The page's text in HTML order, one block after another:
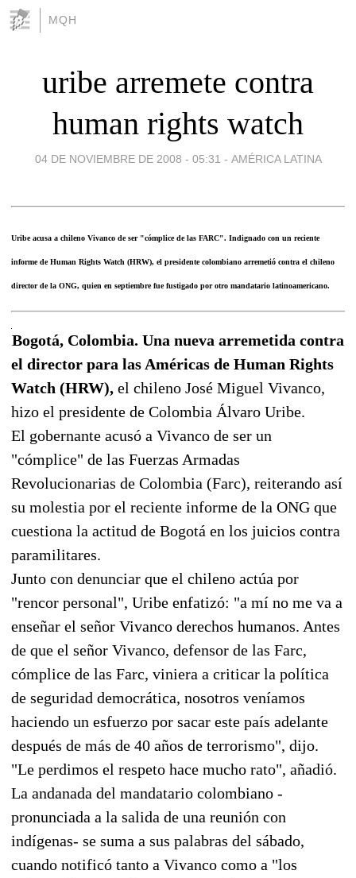
MQH
uribe arremete contra
human rights watch
04 DE NOVIEMBRE DE 2008 - 05:31 - AMÉRICA LATINA
Uribe acusa a chileno Vivanco de ser "cómplice de las FARC". Indignado con un reciente
informe de Human Rights Watch (HRW), el presidente colombiano arremetió contra el chileno
director de la ONG, quien en septiembre fue fustigado por otro mandatario latinoamericano.
Bogotá, Colombia. Una nueva arremetida contra
el director para las Américas de Human Rights
Watch (HRW), el chileno José Miguel Vivanco,
hizo el presidente de Colombia Álvaro Uribe.
El gobernante acusó a Vivanco de ser un
"cómplice" de las Fuerzas Armadas
Revolucionarias de Colombia (Farc), reiterando así
su molestia por el reciente informe de la ONG que
cuestiona la actitud de Bogotá en los juicios contra
paramilitares.
Junto con denunciar que el chileno actúa por
"rencor personal", Uribe enfatizó: "a mí no me va a
enseñar el señor Vivanco derechos humanos. Antes
de que el señor Vivanco, defensor de las Farc,
cómplice de las Farc, viniera a criticar la política
de seguridad democrática, nosotros veníamos
haciendo un esfuerzo por sacar este país adelante
después de más de 40 años de terrorismo", dijo.
"Le perdimos el respeto hace mucho rato", añadió.
La andanada del mandatario colombiano -
pronunciada a la salida de una reunión con
indígenas- se suma a sus palabras del sábado,
cuando notificó tanto a Vivanco como a "los